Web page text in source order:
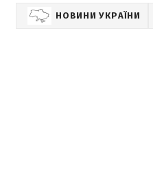
НОВИНИ УКРАЇНИ